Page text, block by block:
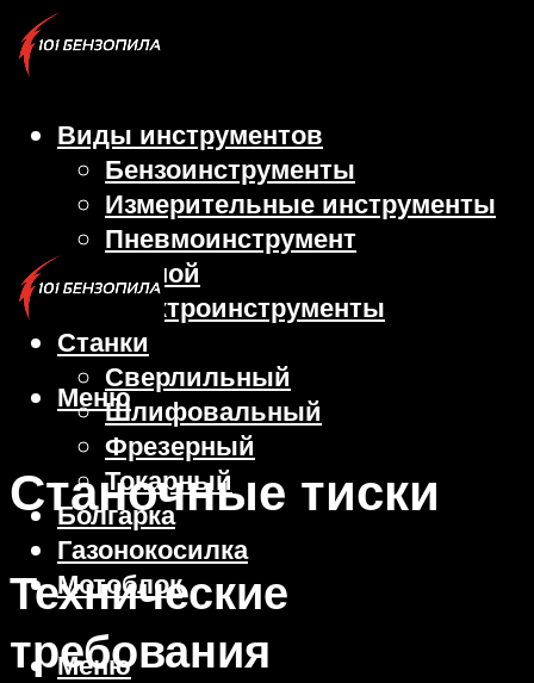
Виды инструментов
Бензоинструменты
Измерительные инструменты
Пневмоинструмент
Ручной
Электроинструменты
Станки
Сверлильный
Шлифовальный
Фрезерный
Токарный
Болгарка
Газонокосилка
Мотоблок
Меню
Меню
Станочные тиски
Технические
требования